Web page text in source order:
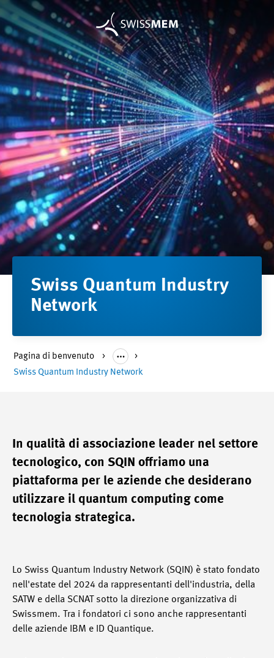
Swiss Quantum Industry
Network
Pagina di benvenuto
Swiss Quantum Industry Network
In qualità di associazione leader nel settore
tecnologico, con SQIN offriamo una
piattaforma per le aziende che desiderano
utilizzare il quantum computing come
tecnologia strategica.
Lo Swiss Quantum Industry Network (SQIN) è stato fondato
nell'estate del 2024 da rappresentanti dell'industria, della
SATW e della SCNAT sotto la direzione organizzativa di
Swissmem. Tra i fondatori ci sono anche rappresentanti
delle aziende IBM e ID Quantique.